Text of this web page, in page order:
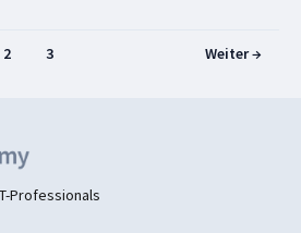
2 3 Weiter →
Professionals